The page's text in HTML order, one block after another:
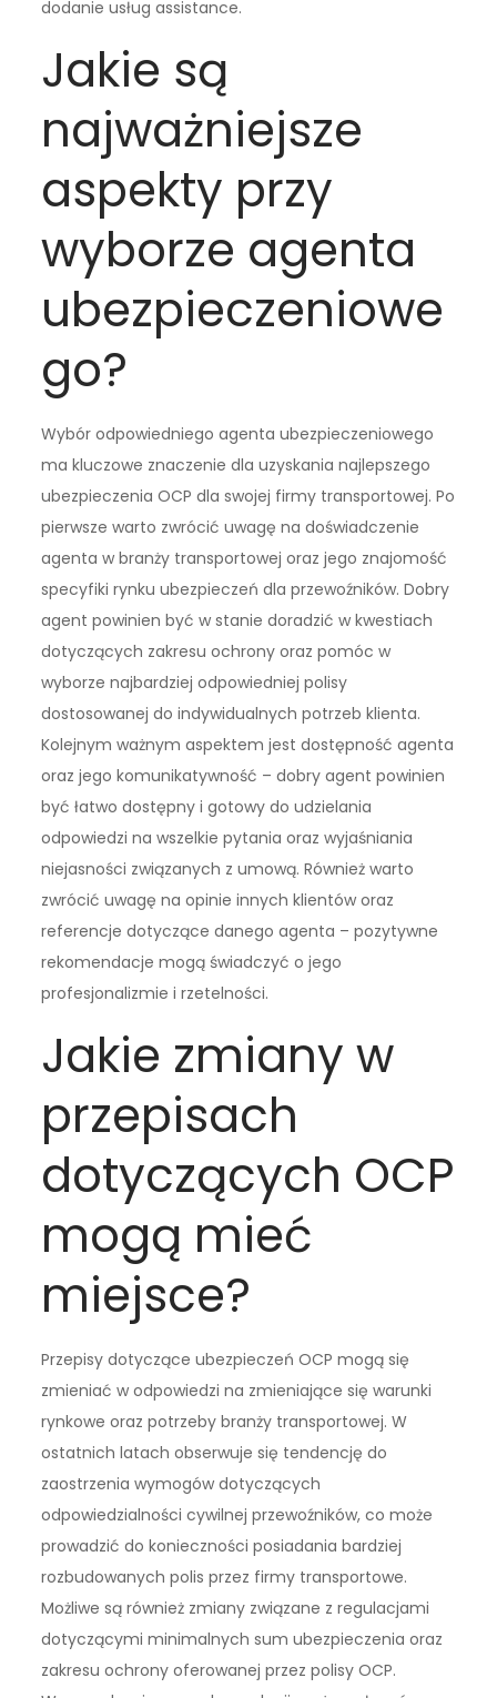
dodanie usług assistance.
Jakie są
najważniejsze
aspekty przy
wyborze agenta
ubezpieczeniowe
go?
Wybór odpowiedniego agenta ubezpieczeniowego
ma kluczowe znaczenie dla uzyskania najlepszego
ubezpieczenia OCP dla swojej firmy transportowej. Po
pierwsze warto zwrócić uwagę na doświadczenie
agenta w branży transportowej oraz jego znajomość
specyfiki rynku ubezpieczeń dla przewoźników. Dobry
agent powinien być w stanie doradzić w kwestiach
dotyczących zakresu ochrony oraz pomóc w
wyborze najbardziej odpowiedniej polisy
dostosowanej do indywidualnych potrzeb klienta.
Kolejnym ważnym aspektem jest dostępność agenta
oraz jego komunikatywność – dobry agent powinien
być łatwo dostępny i gotowy do udzielania
odpowiedzi na wszelkie pytania oraz wyjaśniania
niejasności związanych z umową. Również warto
zwrócić uwagę na opinie innych klientów oraz
referencje dotyczące danego agenta – pozytywne
rekomendacje mogą świadczyć o jego
profesjonalizmie i rzetelności.
Jakie zmiany w
przepisach
dotyczących OCP
mogą mieć
miejsce?
Przepisy dotyczące ubezpieczeń OCP mogą się
zmieniać w odpowiedzi na zmieniające się warunki
rynkowe oraz potrzeby branży transportowej. W
ostatnich latach obserwuje się tendencję do
zaostrzenia wymogów dotyczących
odpowiedzialności cywilnej przewoźników, co może
prowadzić do konieczności posiadania bardziej
rozbudowanych polis przez firmy transportowe.
Możliwe są również zmiany związane z regulacjami
dotyczącymi minimalnych sum ubezpieczenia oraz
zakresu ochrony oferowanej przez polisy OCP.